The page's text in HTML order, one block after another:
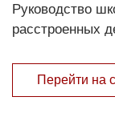
Руководство
расстроенных
Перейти на